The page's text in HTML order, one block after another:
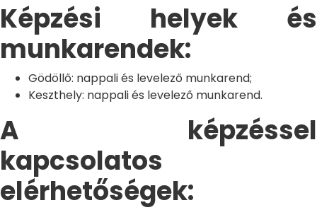
Képzési helyek és
munkarendek:
Gödöllő: nappali és levelező munkarend;
Keszthely: nappali és levelező munkarend.
A képzéssel
kapcsolatos
elérhetőségek: